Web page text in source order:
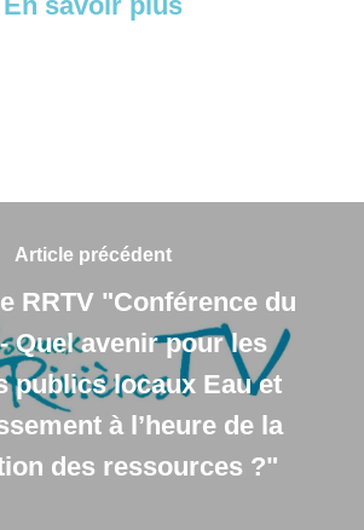
Article précédent
RRTV "Conférence du
Quel avenir pour les
publics locaux Eau et
à l’heure de la
des ressources ?"